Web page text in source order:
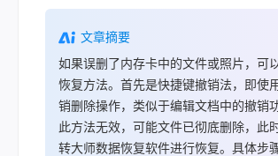
文章摘要
如果误删了内存卡中的文件或照片，可
恢复方法。首先是快捷键撤销法，即使
销删除操作，类似于编辑文档中的撤销
此方法无效，可能文件已彻底删除，此
转大师数据恢复软件进行恢复。具体步